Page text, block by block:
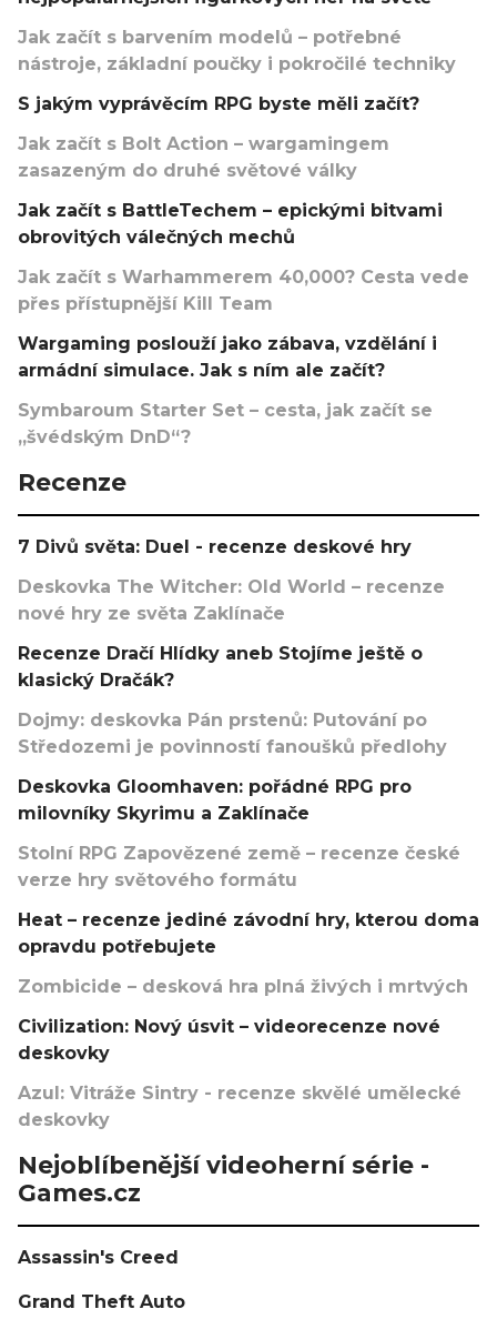
Jak začít s barvením modelů – potřebné
nástroje, základní poučky i pokročilé techniky
S jakým vyprávěcím RPG byste měli začít?
Jak začít s Bolt Action – wargamingem
zasazeným do druhé světové války
Jak začít s BattleTechem – epickými bitvami
obrovitých válečných mechů
Jak začít s Warhammerem 40,000? Cesta vede
přes přístupnější Kill Team
Wargaming poslouží jako zábava, vzdělání i
armádní simulace. Jak s ním ale začít?
Symbaroum Starter Set – cesta, jak začít se
„švédským DnD“?
Recenze
7 Divů světa: Duel - recenze deskové hry
Deskovka The Witcher: Old World – recenze
nové hry ze světa Zaklínače
Recenze Dračí Hlídky aneb Stojíme ještě o
klasický Dračák?
Dojmy: deskovka Pán prstenů: Putování po
Středozemi je povinností fanoušků předlohy
Deskovka Gloomhaven: pořádné RPG pro
milovníky Skyrimu a Zaklínače
Stolní RPG Zapovězené země – recenze české
verze hry světového formátu
Heat – recenze jediné závodní hry, kterou doma
opravdu potřebujete
Zombicide – desková hra plná živých i mrtvých
Civilization: Nový úsvit – videorecenze nové
deskovky
Azul: Vitráže Sintry - recenze skvělé umělecké
deskovky
Nejoblíbenější videoherní série -
Games.cz
Assassin's Creed
Grand Theft Auto